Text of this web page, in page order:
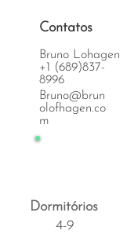
Contatos
Bruno Lohagen
+1 (689)837-
8996
Bruno@brun
olofhagen.co
m
Dormitórios
4-9